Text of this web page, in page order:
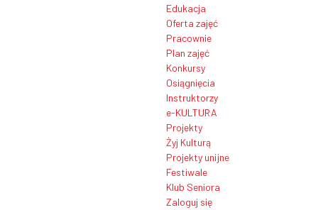
Edukacja
Oferta zajęć
Pracownie
Plan zajęć
Konkursy
Osiągnięcia
Instruktorzy
e-KULTURA
Projekty
Żyj Kulturą
Projekty unijne
Festiwale
Klub Seniora
Zaloguj się